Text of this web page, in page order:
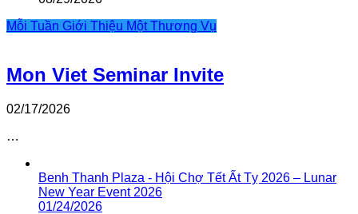
Mỗi Tuần Giới Thiệu Một Thương Vụ
Mon Viet Seminar Invite
02/17/2026
…
Benh Thanh Plaza - Hội Chợ Tết Ất Tỵ 2026 – Lunar
New Year Event 2026
01/24/2026